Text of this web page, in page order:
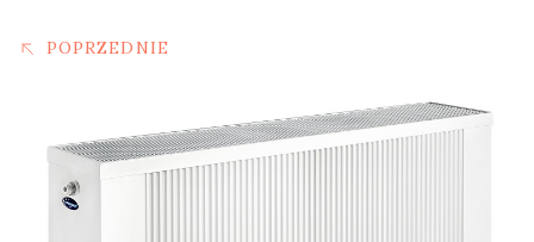
POPRZEDNIE